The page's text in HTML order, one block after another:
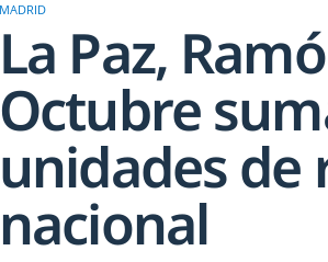
MADRID
La Paz,
Octubre
unidades de
nacional